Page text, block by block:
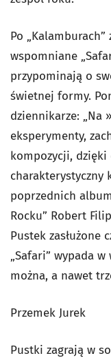
Po „Kalamburach”
wspomniane
przypominają o
świetnej formy.
dziennikarze: „Na
eksperymenty,
kompozycji, dzięki
charakterystyczny
poprzednich
Rocku” Robert
Pustek zasłużone
„Safari” wypada
można, a nawet
Przemek Jurek
Pustki zagrają w